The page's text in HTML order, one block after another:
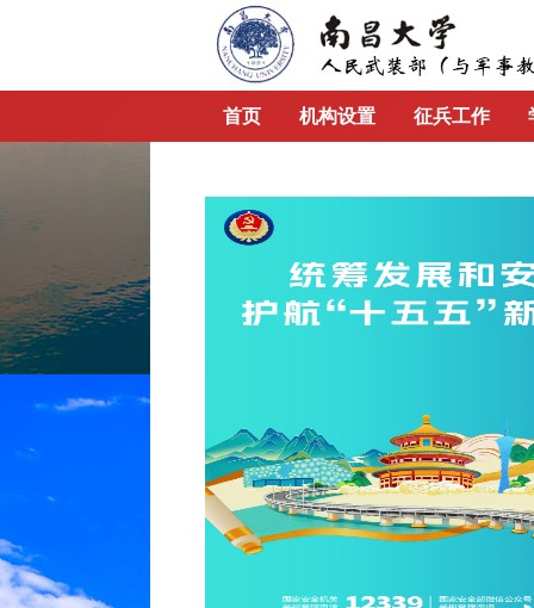
首页 机构设置 征兵工作